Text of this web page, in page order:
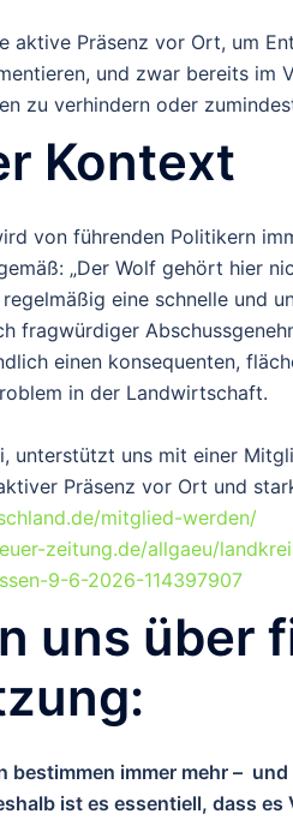
aktive Präsenz vor Ort, um
und zwar bereits
zu verhindern oder
Kontext
von führenden Politikern
„Der Wolf gehört hier
eine schnelle und
fragwürdiger
einen konsequenten,
in der Landwirtschaft.
unterstützt uns mit einer
Präsenz vor Ort und
mitglied-werden/
zeitung.de/allgaeu/
9-6-2026-114397907
uns über
bestimmen immer mehr –
ist es essentiell, dass